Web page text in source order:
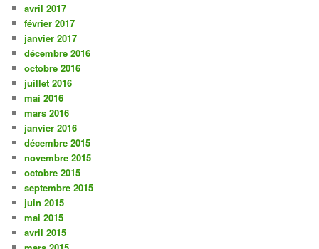
avril 2017
février 2017
janvier 2017
décembre 2016
octobre 2016
juillet 2016
mai 2016
mars 2016
janvier 2016
décembre 2015
novembre 2015
octobre 2015
septembre 2015
juin 2015
mai 2015
avril 2015